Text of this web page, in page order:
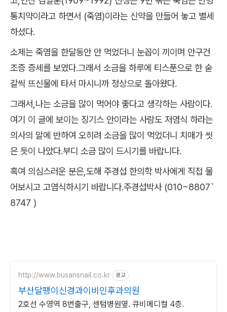
통치약이라고 하면서 (죽염)이라는 신약을 만들어 놓고 별세
하셨다.
소제는 죽염을 한달동안 안 먹었더니 눈꼽이 끼이며 안구건
조증 증세를 보였다.그래서 소금을 하루에 티스푼으로 한 숟
갈씩 뜨신물에 타서 마시니까 정상으로 돌아왔다.
그래서,나는 소금을 많이 먹어야 좋다고 생각하는 사람이다.
여기 이 글에 보이는 징기스 안이라는 사람도 저염식 하라는
의사의 말에 반하여 오히려 소금을 많이 먹었더니 치매가 씻
은 듯이 나았다.부디 소금 많이 드시기를 바랍니다.
혹여 의심스러운 분은,도해 주경섭 한의학 박사에게 직접 물
어보시고 고염식하시기 바랍니다.주경섭박사 (010~8807`
8747 )
http://www.busansnail.co.kr 광고
부산달팽이신경과이비인후과의원
2호선 수영역 8번출구, 센텀병원옆. 큐비메디컬 4층.